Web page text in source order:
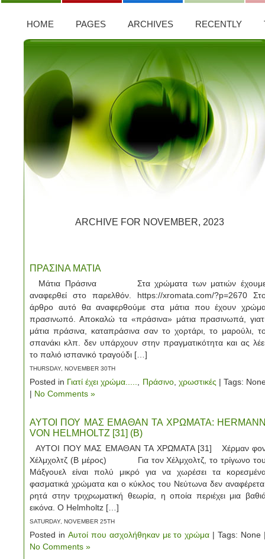
HOME PAGES ARCHIVES RECENTLY
ARCHIVE FOR NOVEMBER, 2023
ΠΡΑΣΙΝΑ ΜΑΤΙΑ
Μάτια Πράσινα Στα χρώματα των ματιών
αναφερθεί στο παρελθόν. https://xromata.com/?p=2670
άρθρο αυτό θα αναφερθούμε στα μάτια που έχουν
πρασινωπό. Αποκαλώ τα «πράσινα» μάτια πρασινωπά,
μάτια πράσινα, καταπράσινα σαν το χορτάρι, το μαρούλι,
σπανάκι κλπ. δεν υπάρχουν στην πραγματικότητα και ας
το παλιό ισπανικό τραγούδι […]
THURSDAY, NOVEMBER 30TH
Posted in Γιατί έχει χρώμα..... Πράσινο, χρωστικές | Tags:
| No Comments »
ΑΥΤΟΙ ΠΟΥ ΜΑΣ ΕΜΑΘΑΝ ΤΑ ΧΡΩΜΑΤΑ:
VON HELMHOLTZ [31] (Β)
ΑΥΤΟΙ ΠΟΥ ΜΑΣ ΕΜΑΘΑΝ ΤΑ ΧΡΩΜΑΤΑ [31] Χέρμαν
Χέλμχολτζ (Β μέρος) Για τον Χέλμχολτζ, το τρίγωνο
Μάξγουελ είναι πολύ μικρό για να χωρέσει τα
φασματικά χρώματα και ο κύκλος του Νεύτωνα δεν
ρητά στην τριχρωματική θεωρία, η οποία περιέχει μια
εικόνα. Ο Helmholtz […]
SATURDAY, NOVEMBER 25TH
Posted in Αυτοί που ασχολήθηκαν με το χρώμα | Tags: None
No Comments »